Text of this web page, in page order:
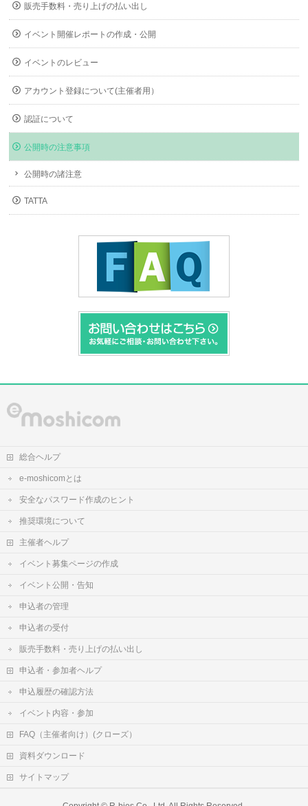
販売手数料・売り上げの払い出し
イベント開催レポートの作成・公開
イベントのレビュー
アカウント登録について(主催者用）
認証について
公開時の注意事項
公開時の諸注意
TATTA
総合ヘルプ
e-moshicomとは
安全なパスワード作成のヒント
推奨環境について
主催者ヘルプ
イベント募集ページの作成
イベント公開・告知
申込者の管理
申込者の受付
販売手数料・売り上げの払い出し
申込者・参加者ヘルプ
申込履歴の確認方法
イベント内容・参加
FAQ（主催者向け）(クローズ）
資料ダウンロード
サイトマップ